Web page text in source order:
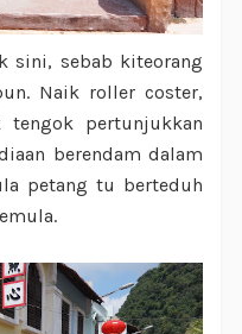
sini, sebab kiteorang
Naik roller coster,
tengok pertunjukkan
berendam dalam
petang tu berteduh